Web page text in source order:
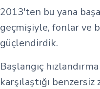
2013'ten bu yana
geçmişiyle, fonlar ve
güçlendirdik.
Başlangıç
karşılaştığı